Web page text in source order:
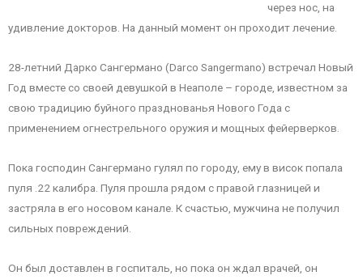
через нос, на
удивление докторов. На данный момент он проходит лечение.
28-летний Дарко Сангермано (Darco Sangermano) встречал Новый
Год вместе со своей девушкой в Неаполе – городе, известном за
свою традицию буйного празднованья Нового Года с
применением огнестрельного оружия и мощных фейерверков.
Пока господин Сангермано гулял по городу, ему в висок попала
пуля .22 калибра. Пуля прошла рядом с правой глазницей и
застряла в его носовом канале. К счастью, мужчина не получил
сильных повреждений.
Он был доставлен в госпиталь, но пока он ждал врачей, он